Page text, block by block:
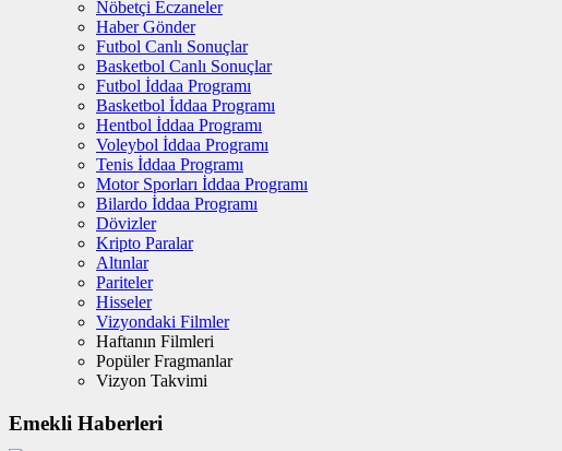
Nöbetçi Eczaneler
Haber Gönder
Futbol Canlı Sonuçlar
Basketbol Canlı Sonuçlar
Futbol İddaa Programı
Basketbol İddaa Programı
Hentbol İddaa Programı
Voleybol İddaa Programı
Tenis İddaa Programı
Motor Sporları İddaa Programı
Bilardo İddaa Programı
Dövizler
Kripto Paralar
Altınlar
Pariteler
Hisseler
Vizyondaki Filmler
Haftanın Filmleri
Popüler Fragmanlar
Vizyon Takvimi
Emekli Haberleri